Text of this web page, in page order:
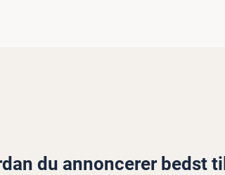
du annoncerer bedst